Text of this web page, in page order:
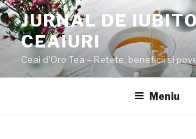
Sari
la
conținut
JURNAL DE
CEAIURI
Ceai d'Oro Tea – Rețete, beneficii şi
Meniu